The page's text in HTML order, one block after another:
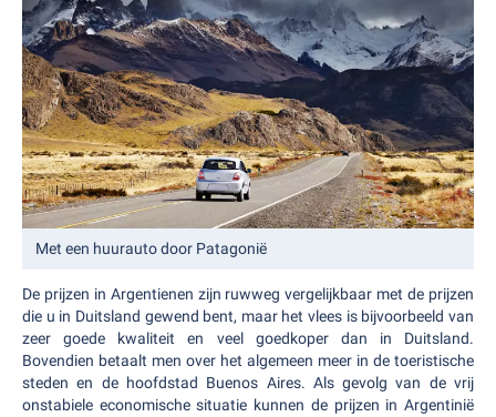
Met een huurauto door Patagonië
De prijzen in Argentienen zijn ruwweg vergelijkbaar met de prijzen
die u in Duitsland gewend bent, maar het vlees is bijvoorbeeld van
zeer goede kwaliteit en veel goedkoper dan in Duitsland.
Bovendien betaalt men over het algemeen meer in de toeristische
steden en de hoofdstad Buenos Aires. Als gevolg van de vrij
onstabiele economische situatie kunnen de prijzen in Argentinië